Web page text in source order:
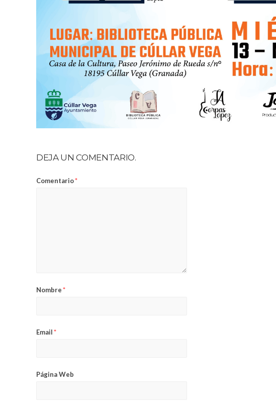
DEJA UN COMENTARIO.
Comentario*
Nombre*
Email*
Página Web